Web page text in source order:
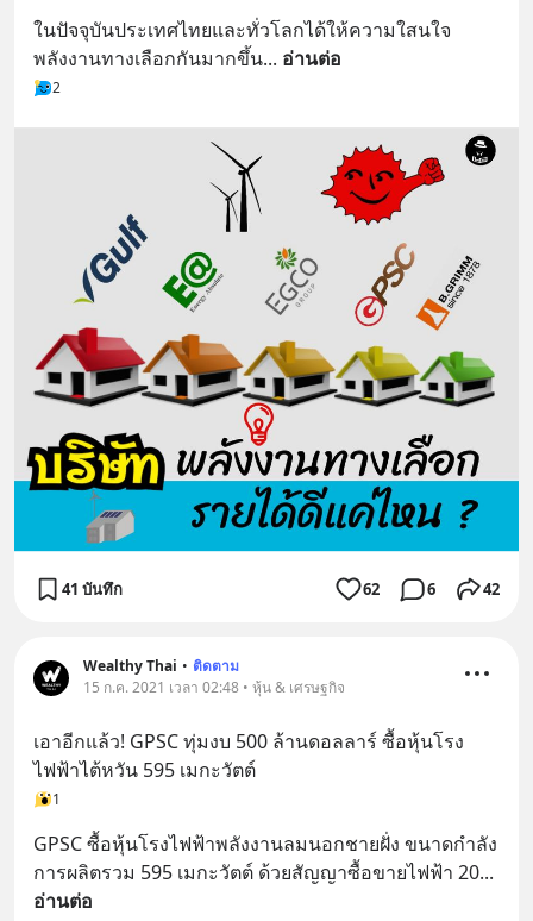
ในปัจจุบันประเทศไทยและทั่วโลกได้ให้ความใสนใจ
พลังงานทางเลือกกันมากขึ้น... อ่านต่อ
2
41 บันทึก 62 6 42
Wealthy Thai • ติดตาม
15 ก.ค. 2021 เวลา 02:48 • หุ้น & เศรษฐกิจ
เอาอีกแล้ว! GPSC ทุ่มงบ 500 ล้านดอลลาร์ ซื้อหุ้นโรง
ไฟฟ้าไต้หวัน 595 เมกะวัตต์
1
GPSC ซื้อหุ้นโรงไฟฟ้าพลังงานลมนอกชายฝั่ง ขนาดกำลัง
การผลิตรวม 595 เมกะวัตต์ ด้วยสัญญาซื้อขายไฟฟ้า 20
อ่านต่อ